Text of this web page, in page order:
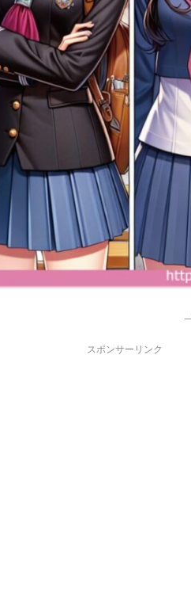
スポンサーリンク